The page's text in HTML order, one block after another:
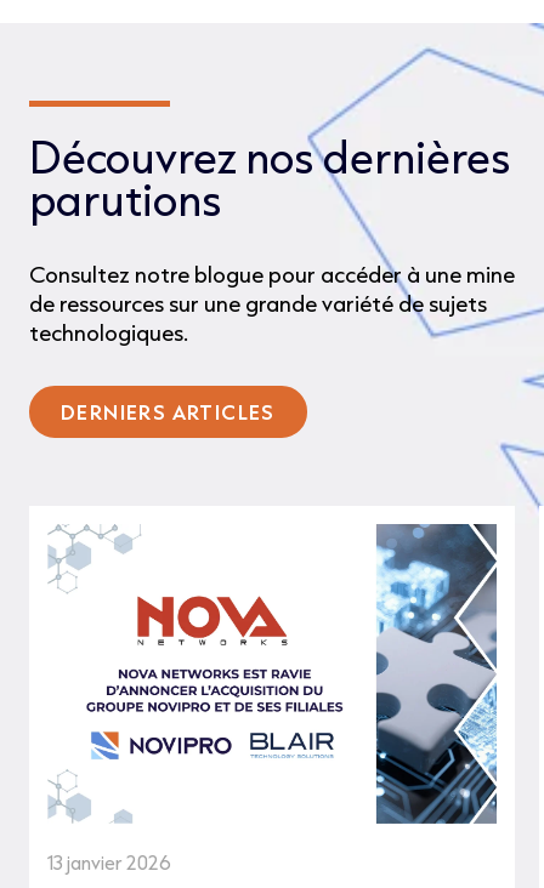
Découvrez nos dernières
parutions
Consultez notre blogue pour accéder à une mine
de ressources sur une grande variété de sujets
technologiques.
DERNIERS ARTICLES
13 janvier 2026